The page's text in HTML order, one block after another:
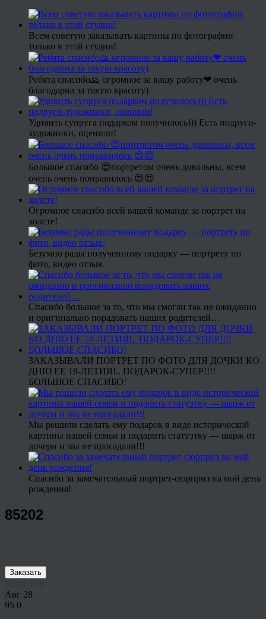
Всем советую заказывать картины по фотографии
только в этой студии!
Ребята спасибо🙏 огромное за вашу работу❤ очень
благодарна за такую красоту)
Удивить супруга подарком получилось))) Есть подруги-
художники, оценили!
Большое спасибо 😍портретом очень довольны, всем
очень очень понравилось 😍😍
Огромное спасибо всей вашей команде за портрет на
холсте!
Безумно рады полученному подарку — портрету по
фото, видео отзыв.
Спасибо большое за то, что мы смогли так не ожиданно
и оригинально порадовать наших родителей…
ЗАКАЗЫВАЛИ ПОРТРЕТ ПО ФОТО ДЛЯ ДОЧКИ КО
ДНЮ ЕЕ 18-ЛЕТИЯ!.. ПОДАРОК-СУПЕР!!!!
БОЛЬШОЕ СПАСИБО!
Мы решили сделать ему подарок в виде исторической
картины нашей семьи и подарить статуэтку — шарж от
дочери и мы не прогадали!!!
Спасибо за замечательный портрет-сюрприз на мой день
рождения!
85202
Заказать
Авг 28
95 0